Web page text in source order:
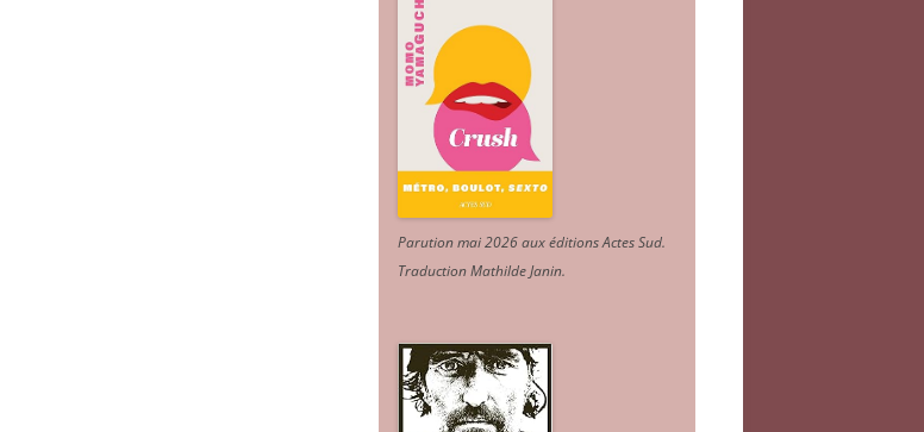
Parution mai 2026 aux éditions Actes Sud.
Traduction Mathilde Janin.